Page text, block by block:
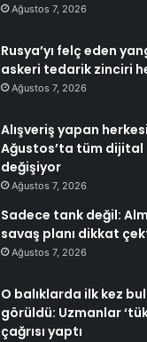
Ağustos 7, 2026
Rusya’yı felç eden
askeri tedarik zinciri
Ağustos 7, 2026
Alışveriş yapan
Ağustos’ta tüm
değişiyor
Ağustos 7, 2026
Sadece tank değil:
savaş planı dikkat
Ağustos 7, 2026
O balıklarda ilk kez
görüldü: Uzmanlar
çağrısı yaptı